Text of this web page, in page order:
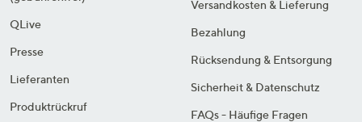
QLive
Presse
Lieferanten
Produktrückruf
Versandkosten & Lieferung
Bezahlung
Rücksendung & Entsorgung
Sicherheit & Datenschutz
FAQs - Häufige Fragen